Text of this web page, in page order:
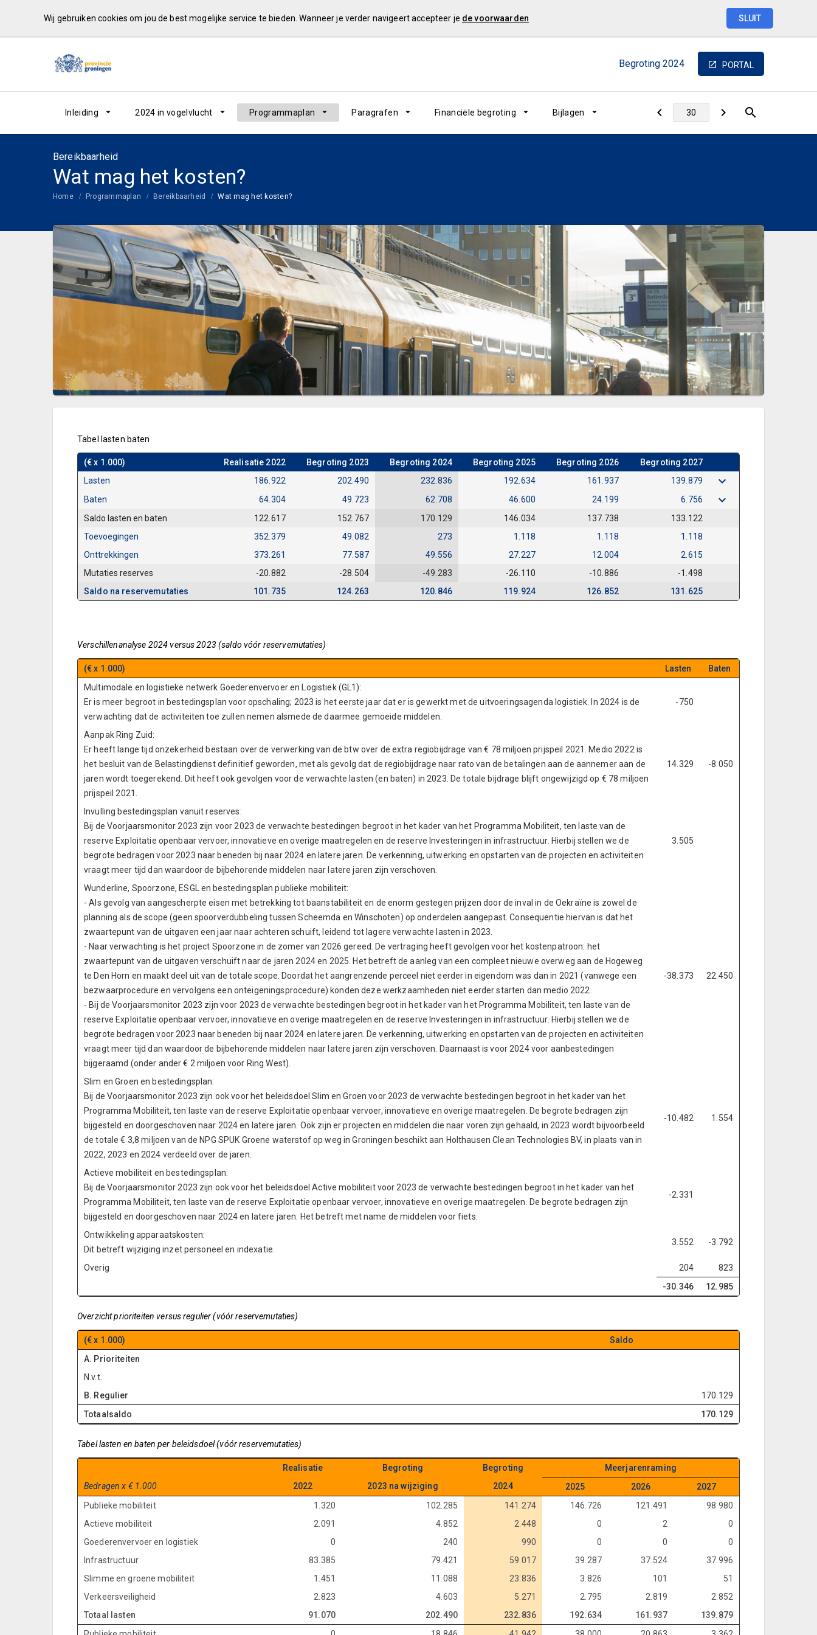
Wij gebruiken cookies om jou de best mogelijke service te bieden. Wanneer je verder navigeert accepteer je de voorwaarden SLUIT
Begroting 2024 PORTAL
Inleiding 2024 in vogelvlucht Programmaplan Paragrafen Financiële begroting Bijlagen
Bereikbaarheid
Wat mag het kosten?
Home Programmaplan Bereikbaarheid Wat mag het kosten?
Tabel lasten baten
(€ x 1.000) Realisatie 2022 Begroting 2023 Begroting 2024 Begroting 2025 Begroting 2026
Begroting 2027
Lasten
186.922 202.490 232.836 192.634 161.937
139.879
Baten
64.304 49.723 62.708 46.600 24.199
6.756
Saldo lasten en baten
122.617 152.767 170.129 146.034 137.738
133.122
Toevoegingen
352.379 49.082 273 1.118 1.118
1.118
Onttrekkingen
373.261 77.587 49.556 27.227 12.004
2.615
Mutaties reserves
-20.882 -28.504 -49.283 -26.110 -10.886
-1.498
Saldo na reservemutaties
101.735 124.263 120.846 119.924 126.852 131.625
Verschillenanalyse 2024 versus 2023 (saldo vóór reservemutaties)
(€ x 1.000) Lasten
Baten
Multimodale en logistieke netwerk Goederenvervoer en Logistiek (GL1):
Er is meer begroot in bestedingsplan voor opschaling; 2023 is het eerste jaar dat er is gewerkt met de uitvoeringsagenda logistiek. In 2024 is de
verwachting dat de activiteiten toe zullen nemen alsmede de daarmee gemoeide middelen.
-750
Aanpak Ring Zuid:
Er heeft lange tijd onzekerheid bestaan over de verwerking van de btw over de extra regiobijdrage van € 78 miljoen prijspeil 2021. Medio 2022 is
het besluit van de Belastingdienst definitief geworden, met als gevolg dat de regiobijdrage naar rato van de betalingen aan de aannemer aan de
jaren wordt toegerekend. Dit heeft ook gevolgen voor de verwachte lasten (en baten) in 2023. De totale bijdrage blijft ongewijzigd op € 78 miljoen
prijspeil 2021.
14.329 -8.050
Invulling bestedingsplan vanuit reserves:
Bij de Voorjaarsmonitor 2023 zijn voor 2023 de verwachte bestedingen begroot in het kader van het Programma Mobiliteit, ten laste van de
reserve Exploitatie openbaar vervoer, innovatieve en overige maatregelen en de reserve Investeringen in infrastructuur. Hierbij stellen we de
begrote bedragen voor 2023 naar beneden bij naar 2024 en latere jaren. De verkenning, uitwerking en opstarten van de projecten en activiteiten
vraagt meer tijd dan waardoor de bijbehorende middelen naar latere jaren zijn verschoven.
3.505
Wunderline, Spoorzone, ESGL en bestedingsplan publieke mobiliteit:
- Als gevolg van aangescherpte eisen met betrekking tot baanstabiliteit en de enorm gestegen prijzen door de inval in de Oekraïne is zowel de
planning als de scope (geen spoorverdubbeling tussen Scheemda en Winschoten) op onderdelen aangepast. Consequentie hiervan is dat het
zwaartepunt van de uitgaven een jaar naar achteren schuift, leidend tot lagere verwachte lasten in 2023.
- Naar verwachting is het project Spoorzone in de zomer van 2026 gereed. De vertraging heeft gevolgen voor het kostenpatroon: het
zwaartepunt van de uitgaven verschuift naar de jaren 2024 en 2025. Het betreft de aanleg van een compleet nieuwe overweg aan de Hogeweg
te Den Horn en maakt deel uit van de totale scope. Doordat het aangrenzende perceel niet eerder in eigendom was dan in 2021 (vanwege een
bezwaarprocedure en vervolgens een onteigeningsprocedure) konden deze werkzaamheden niet eerder starten dan medio 2022.
- Bij de Voorjaarsmonitor 2023 zijn voor 2023 de verwachte bestedingen begroot in het kader van het Programma Mobiliteit, ten laste van de
reserve Exploitatie openbaar vervoer, innovatieve en overige maatregelen en de reserve Investeringen in infrastructuur. Hierbij stellen we de
begrote bedragen voor 2023 naar beneden bij naar 2024 en latere jaren. De verkenning, uitwerking en opstarten van de projecten en activiteiten
vraagt meer tijd dan waardoor de bijbehorende middelen naar latere jaren zijn verschoven. Daarnaast is voor 2024 voor aanbestedingen
bijgeraamd (onder ander € 2 miljoen voor Ring West).
-38.373 22.450
Slim en Groen en bestedingsplan:
Bij de Voorjaarsmonitor 2023 zijn ook voor het beleidsdoel Slim en Groen voor 2023 de verwachte bestedingen begroot in het kader van het
Programma Mobiliteit, ten laste van de reserve Exploitatie openbaar vervoer, innovatieve en overige maatregelen. De begrote bedragen zijn
bijgesteld en doorgeschoven naar 2024 en latere jaren. Ook zijn er projecten en middelen die naar voren zijn gehaald, in 2023 wordt bijvoorbeeld
de totale € 3,8 miljoen van de NPG SPUK Groene waterstof op weg in Groningen beschikt aan Holthausen Clean Technologies BV, in plaats van in
2022, 2023 en 2024 verdeeld over de jaren.
-10.482 1.554
Actieve mobiliteit en bestedingsplan:
Bij de Voorjaarsmonitor 2023 zijn ook voor het beleidsdoel Active mobiliteit voor 2023 de verwachte bestedingen begroot in het kader van het
Programma Mobiliteit, ten laste van de reserve Exploitatie openbaar vervoer, innovatieve en overige maatregelen. De begrote bedragen zijn
bijgesteld en doorgeschoven naar 2024 en latere jaren. Het betreft met name de middelen voor fiets.
-2.331
Ontwikkeling apparaatskosten:
Dit betreft wijziging inzet personeel en indexatie.
3.552 -3.792
Overig 204
823
-30.346
12.985
Overzicht prioriteiten versus regulier (vóór reservemutaties)
(€ x 1.000)
Saldo
A. Prioriteiten
N.v.t.
B. Regulier
170.129
Totaalsaldo
170.129
Tabel lasten en baten per beleidsdoel (vóór reservemutaties)
Realisatie Begroting Begroting
Meerjarenraming
Bedragen x € 1.000
2022 2023 na wijziging 2024 2025 2026
2027
Publieke mobiliteit
1.320 102.285 141.274 146.726 121.491
98.980
Actieve mobiliteit
2.091 4.852 2.448 0 2
0
Goederenvervoer en logistiek
0 240 990 0 0
0
Infrastructuur
83.385 79.421 59.017 39.287 37.524
37.996
Slimme en groene mobiliteit
1.451 11.088 23.836 3.826 101
51
Verkeersveiligheid
2.823 4.603 5.271 2.795 2.819
2.852
Totaal lasten
91.070 202.490 232.836 192.634 161.937
139.879